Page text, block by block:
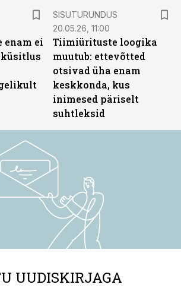
enam ei
SISUTURUNDUS
20.05.26, 11:00
Tiimiürituste loogika
muutub: ettevõtted
otsivad üha enam
keskkonda, kus
inimesed päriselt
suhtleksid
UUDISKIRJAGA